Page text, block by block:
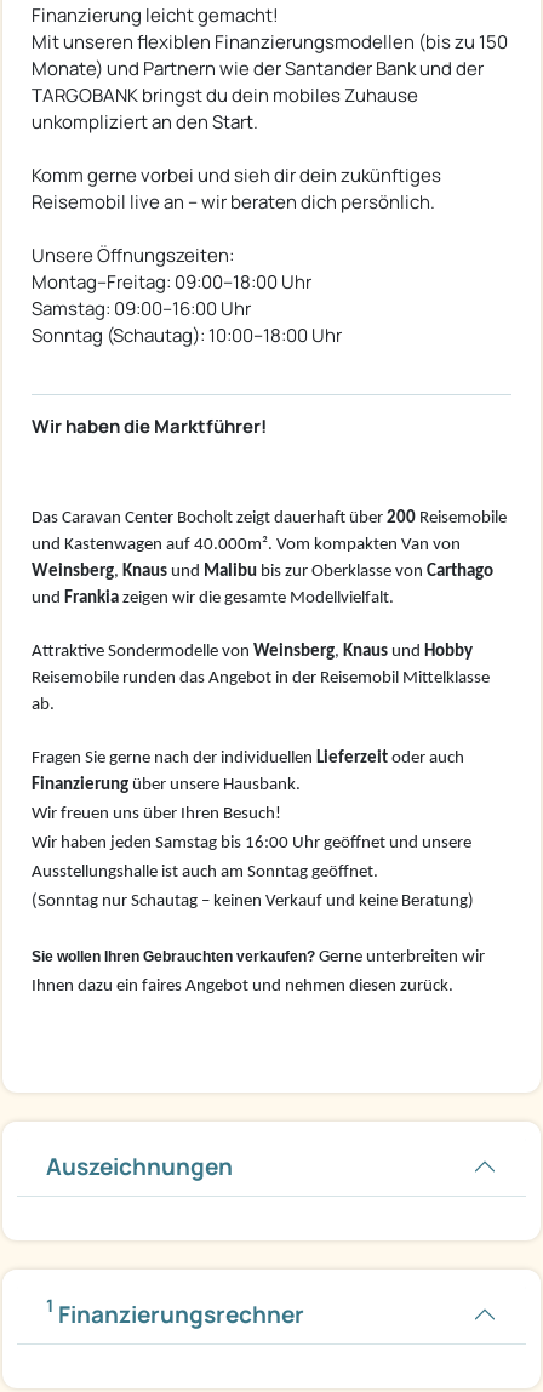
Finanzierung leicht gemacht!
Mit unseren flexiblen Finanzierungsmodellen (bis zu 150
Monate) und Partnern wie der Santander Bank und der
TARGOBANK bringst du dein mobiles Zuhause
unkompliziert an den Start.
Komm gerne vorbei und sieh dir dein zukünftiges
Reisemobil live an – wir beraten dich persönlich.
Unsere Öffnungszeiten:
Montag–Freitag: 09:00–18:00 Uhr
Samstag: 09:00–16:00 Uhr
Sonntag (Schautag): 10:00–18:00 Uhr
Wir haben die Marktführer!
Das Caravan Center Bocholt zeigt dauerhaft über 200 Reisemobile
und Kastenwagen auf 40.000m². Vom kompakten Van von
Weinsberg, Knaus und Malibu bis zur Oberklasse von Carthago
und Frankia zeigen wir die gesamte Modellvielfalt.
Attraktive Sondermodelle von Weinsberg, Knaus und Hobby
Reisemobile runden das Angebot in der Reisemobil Mittelklasse
ab.
Fragen Sie gerne nach der individuellen Lieferzeit oder auch
Finanzierung über unsere Hausbank.
Wir freuen uns über Ihren Besuch!
Wir haben jeden Samstag bis 16:00 Uhr geöffnet und unsere
Ausstellungshalle ist auch am Sonntag geöffnet.
(Sonntag nur Schautag – keinen Verkauf und keine Beratung)
Sie wollen Ihren Gebrauchten verkaufen? Gerne unterbreiten wir
Ihnen dazu ein faires Angebot und nehmen diesen zurück.
Auszeichnungen
1 Finanzierungsrechner